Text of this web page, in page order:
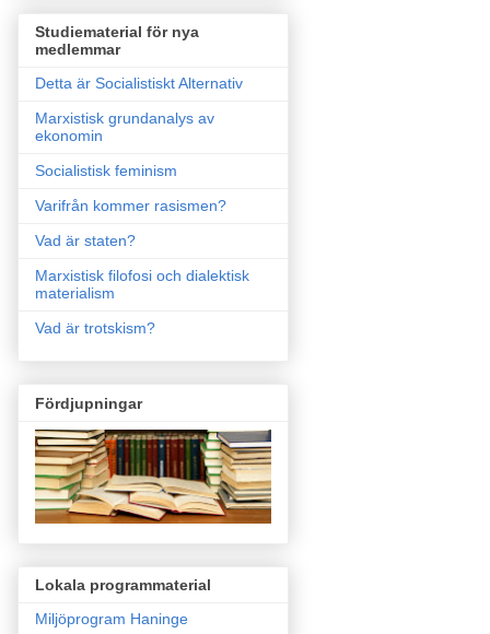
Studiematerial för nya
medlemmar
Detta är Socialistiskt Alternativ
Marxistisk grundanalys av
ekonomin
Socialistisk feminism
Varifrån kommer rasismen?
Vad är staten?
Marxistisk filofosi och dialektisk
materialism
Vad är trotskism?
Fördjupningar
Lokala programmaterial
Miljöprogram Haninge